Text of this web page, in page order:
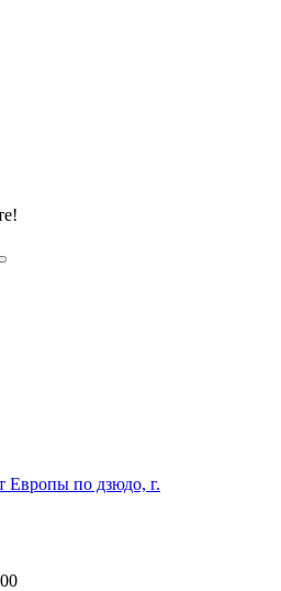
Европы по дзюдо, г.